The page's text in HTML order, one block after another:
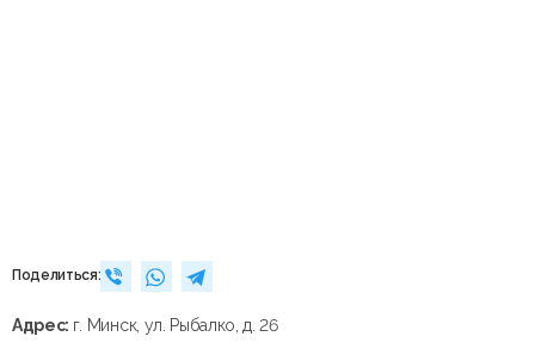
Поделиться:
Адрес: г. Минск, ул. Рыбалко, д. 26